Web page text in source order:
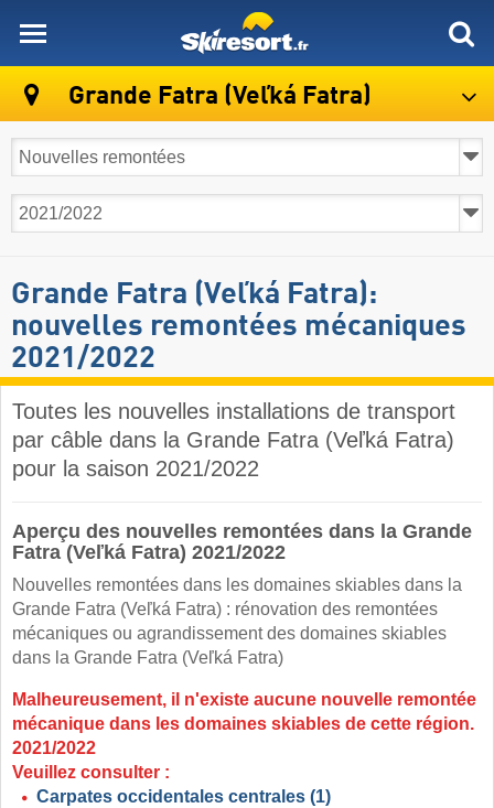
Grande Fatra (Veľká Fatra)
Grande Fatra (Veľká Fatra):
nouvelles remontées mécaniques
2021/2022
Toutes les nouvelles installations de transport
par câble dans la Grande Fatra (Veľká Fatra)
pour la saison 2021/2022
Aperçu des nouvelles remontées dans la Grande
Fatra (Veľká Fatra) 2021/2022
Nouvelles remontées dans les domaines skiables dans la
Grande Fatra (Veľká Fatra) : rénovation des remontées
mécaniques ou agrandissement des domaines skiables
dans la Grande Fatra (Veľká Fatra)
Malheureusement, il n'existe aucune nouvelle remontée
mécanique dans les domaines skiables de cette région.
2021/2022
Veuillez consulter :
Carpates occidentales centrales (1)